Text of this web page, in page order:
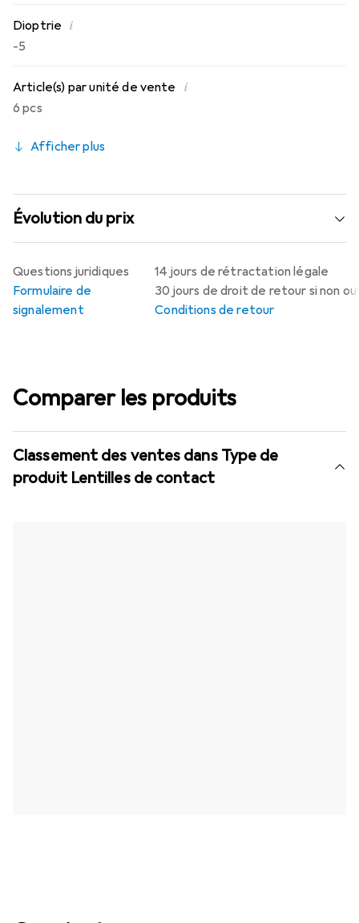
Dioptrie i
-5
Article(s) par unité de vente i
6 pcs
Afficher plus
Évolution du prix
14 jours de rétractation légale
30 jours de droit de retour si non
Conditions de retour
Questions juridiques
Formulaire de
signalement
Comparer les produits
Classement des ventes dans Type de
produit Lentilles de contact